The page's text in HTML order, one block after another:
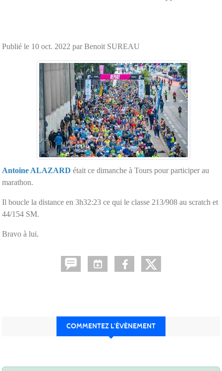
Publié le 10 oct. 2022 par Benoit SUREAU
Antoine ALAZARD était ce dimanche à Tours pour participer au
marathon.
Il boucle la distance en 3h32:23 ce qui le classe 213/908 au scratch et
44/154 SM.
Bravo à lui.
COMMENTEZ L’ÉVÈNEMENT